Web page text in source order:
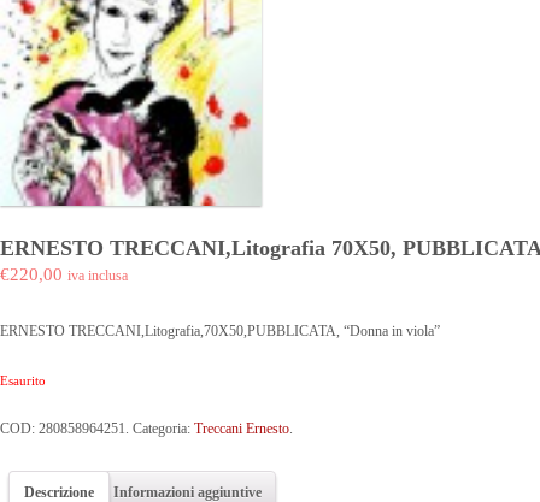
ERNESTO TRECCANI,Litografia 70X50,
€220,00 iva inclusa
ERNESTO TRECCANI,Litografia,70X50,PUBBLICATA, “Donna in viola”
Esaurito
COD: 280858964251. Categoria: Treccani Ernesto.
Descrizione Informazioni aggiuntive